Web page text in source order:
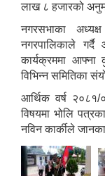
लाख ८ हजारको
नगरसभाका
नगरपालिकाले गर्दै
कार्यक्रममा आफ्ना
विभिन्न समितिका
आर्थिक वर्ष २०८१/
विषयमा भोलि
नविन कार्कीले